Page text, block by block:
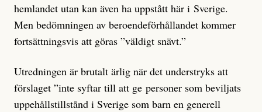
hemlandet utan kan även ha uppstått här i Sverige.
Men bedömningen av beroendeförhållandet kommer
fortsättningsvis att göras ”väldigt snävt.”
Utredningen är brutalt ärlig när det understryks att
förslaget ”inte syftar till att ge personer som beviljats
uppehållstillstånd i Sverige som barn en generell